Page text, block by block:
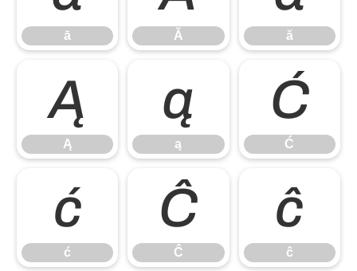
ā Ă ă
Ą
Ą
ą
ą
Ć
Ć
ć
ć
Ĉ
Ĉ
ĉ
ĉ